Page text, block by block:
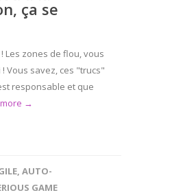
ça se
Les zones de flou, vous
Vous savez, ces "trucs"
responsable et que
→
, AUTO-
GAME